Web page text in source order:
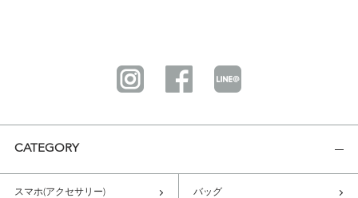
CATEGORY
スマホ(アクセサリー) バッグ